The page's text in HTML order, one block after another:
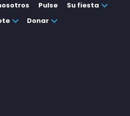
Pulse
Su fiesta
Donar